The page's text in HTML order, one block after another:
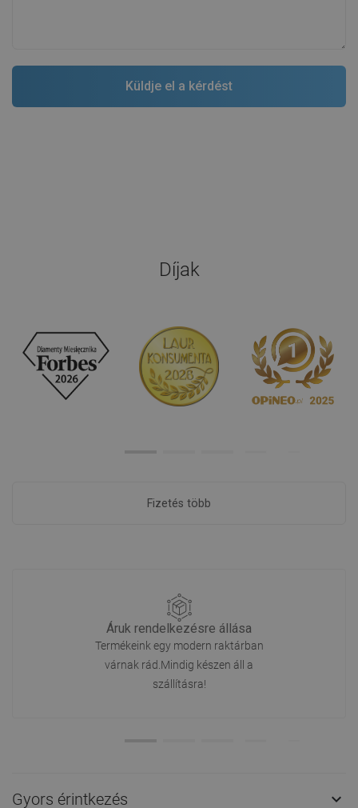
Díjak
Fizetés több
Áruk rendelkezésre állása
Termékeink egy modern raktárban
várnak rád.Mindig készen áll a
szállításra!
Gyors érintkezés 